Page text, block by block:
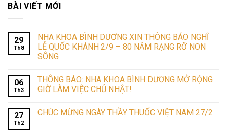
BÀI VIẾT MỚI
29
Th8
NHA KHOA BÌNH DƯƠNG XIN THÔNG BÁO NGHĨ
LỄ QUỐC KHÁNH 2/9 – 80 NĂM RẠNG RỠ NON
SÔNG
06
Th3
THÔNG BÁO: NHA KHOA BÌNH DƯƠNG MỞ RỘNG
GIỜ LÀM VIỆC CHỦ NHẬT!
27
Th2
CHÚC MỪNG NGÀY THẦY THUỐC VIỆT NAM 27/2